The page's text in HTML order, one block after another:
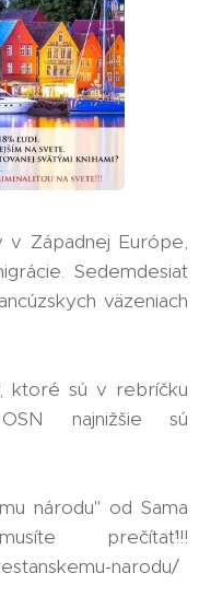
v Západnej Európe,
Sedemdesiat
väzeniach
ktoré sú v rebríčku
najnižšie sú
národu" od Sama
prečítať!!!
narodu/